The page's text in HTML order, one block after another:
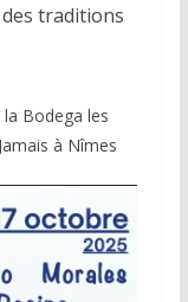
traditions
Bodega les
à Nîmes